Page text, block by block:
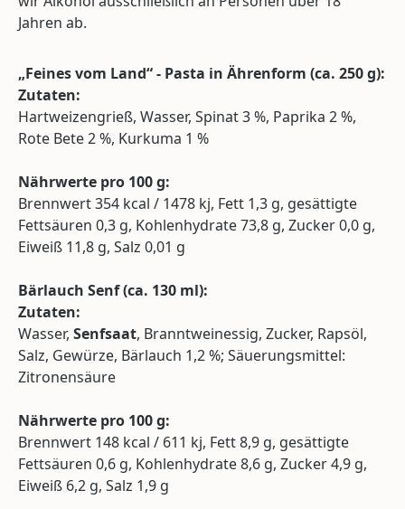
Jahren ab.
„Feines vom Land“ - Pasta in Ährenform (ca. 250 g):
Zutaten:
Hartweizengrieß, Wasser, Spinat 3 %, Paprika 2 %,
Rote Bete 2 %, Kurkuma 1 %
Nährwerte pro 100 g:
Brennwert 354 kcal / 1478 kj, Fett 1,3 g, gesättigte
Fettsäuren 0,3 g, Kohlenhydrate 73,8 g, Zucker 0,0 g,
Eiweiß 11,8 g, Salz 0,01 g
Bärlauch Senf (ca. 130 ml):
Zutaten:
Wasser, Senfsaat, Branntweinessig, Zucker, Rapsöl,
Salz, Gewürze, Bärlauch 1,2 %; Säuerungsmittel:
Zitronensäure
Nährwerte pro 100 g:
Brennwert 148 kcal / 611 kj, Fett 8,9 g, gesättigte
Fettsäuren 0,6 g, Kohlenhydrate 8,6 g, Zucker 4,9 g,
Eiweiß 6,2 g, Salz 1,9 g